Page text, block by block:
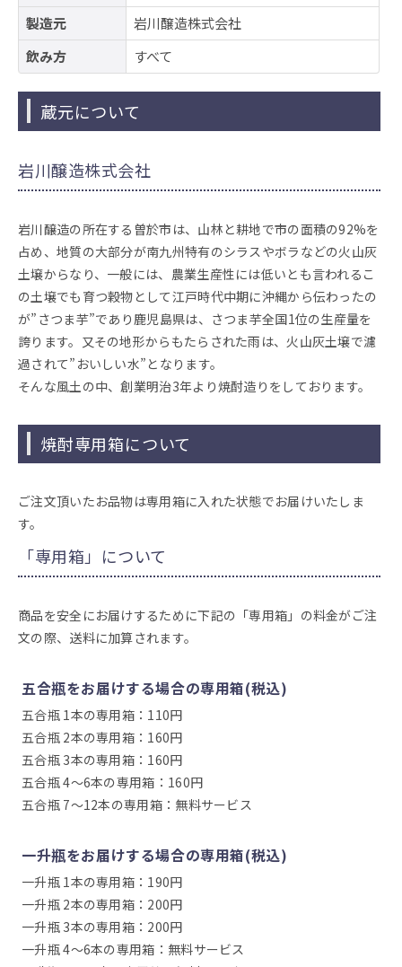
製造元
岩川醸造株式会社
飲み方
すべて
蔵元について
岩川醸造株式会社
岩川醸造の所在する曽於市は、山林と耕地で市の面積の92%を
占め、地質の大部分が南九州特有のシラスやボラなどの火山灰
土壌からなり、一般には、農業生産性には低いとも言われるこ
の土壌でも育つ穀物として江戸時代中期に沖縄から伝わったの
が”さつま芋”であり鹿児島県は、さつま芋全国1位の生産量を
誇ります。又その地形からもたらされた雨は、火山灰土壌で濾
過されて”おいしい水”となります。
そんな風土の中、創業明治3年より焼酎造りをしております。
焼酎専用箱について
ご注文頂いたお品物は専用箱に入れた状態でお届けいたしま
す。
「専用箱」について
商品を安全にお届けするために下記の「専用箱」の料金がご注
文の際、送料に加算されます。
五合瓶をお届けする場合の専用箱(税込)
五合瓶 1本の専用箱：110円
五合瓶 2本の専用箱：160円
五合瓶 3本の専用箱：160円
五合瓶 4～6本の専用箱：160円
五合瓶 7～12本の専用箱：無料サービス
一升瓶をお届けする場合の専用箱(税込)
一升瓶 1本の専用箱：190円
一升瓶 2本の専用箱：200円
一升瓶 3本の専用箱：200円
一升瓶 4～6本の専用箱：無料サービス